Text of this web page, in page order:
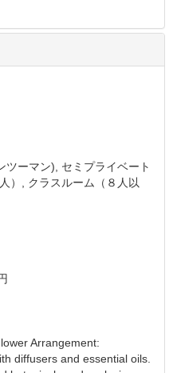
ツーマン), セミプライベート
）, クラスルーム（８人以
Arrangement:
diffusers and essential oils.